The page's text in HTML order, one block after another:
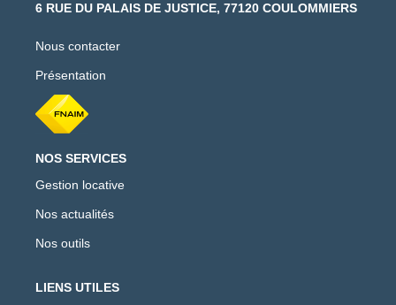
6 RUE DU PALAIS DE JUSTICE, 77120 COULOMMIERS
Nous contacter
Présentation
NOS SERVICES
Gestion locative
Nos actualités
Nos outils
LIENS UTILES